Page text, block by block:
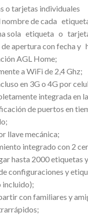
o tarjetas individuales
de cada
sola etiqueta o
apertura con fecha y
AGL Home;
a WiFi de 2,4 Ghz;
en 3G o 4G por
integrada en
de puertos en
llave mecánica;
integrado con 2
hasta 2000 etiquetas
configuraciones y
incluido);
con familiares y